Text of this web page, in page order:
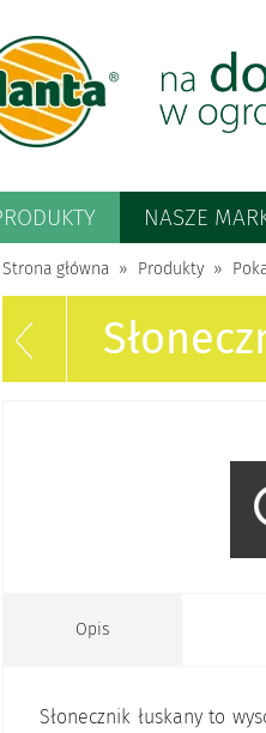
NASZE
Strona główna Produkty
Opis
Słonecznik łuskany to